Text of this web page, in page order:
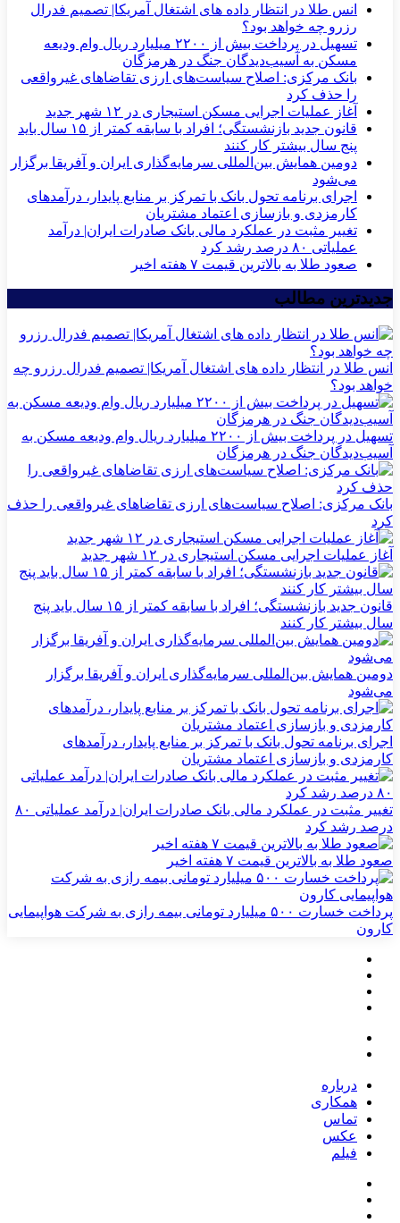
انس طلا در انتظار داده های اشتغال آمریکا| تصمیم فدرال
رزرو چه خواهد بود؟
تسهیل در پرداخت بیش از ۲۲۰۰ میلیارد ریال وام ودیعه
مسکن به آسیب‌دیدگان جنگ در هرمزگان
بانک مرکزی: اصلاح سیاست‌های ارزی تقاضاهای غیرواقعی
را حذف کرد
آغاز عملیات اجرایی مسکن استیجاری در ۱۲ شهر جدید
قانون جدید بازنشستگی؛ افراد با سابقه کمتر از ۱۵ سال باید
پنج سال بیشتر کار کنند
دومین همایش بین‌المللی سرمایه‌گذاری ایران و آفریقا برگزار
می‌شود
اجرای برنامه تحول بانک با تمرکز بر منابع پایدار، درآمدهای
کارمزدی و بازسازی اعتماد مشتریان
تغییر مثبت در عملکرد مالی بانک صادرات ایران| درآمد
عملیاتی ۸۰ درصد رشد کرد
صعود طلا به بالاترین قیمت ۷ هفته اخیر
جدیدترین مطالب
انس طلا در انتظار داده های اشتغال آمریکا| تصمیم فدرال رزرو چه
خواهد بود؟
تسهیل در پرداخت بیش از ۲۲۰۰ میلیارد ریال وام ودیعه مسکن به
آسیب‌دیدگان جنگ در هرمزگان
بانک مرکزی: اصلاح سیاست‌های ارزی تقاضاهای غیرواقعی را حذف
کرد
آغاز عملیات اجرایی مسکن استیجاری در ۱۲ شهر جدید
قانون جدید بازنشستگی؛ افراد با سابقه کمتر از ۱۵ سال باید پنج
سال بیشتر کار کنند
دومین همایش بین‌المللی سرمایه‌گذاری ایران و آفریقا برگزار
می‌شود
اجرای برنامه تحول بانک با تمرکز بر منابع پایدار، درآمدهای
کارمزدی و بازسازی اعتماد مشتریان
تغییر مثبت در عملکرد مالی بانک صادرات ایران| درآمد عملیاتی ۸۰
درصد رشد کرد
صعود طلا به بالاترین قیمت ۷ هفته اخیر
پرداخت خسارت ۵۰۰ میلیارد تومانی بیمه رازی به شرکت هواپیمایی
کارون
درباره
همکاری
تماس
عکس
فیلم